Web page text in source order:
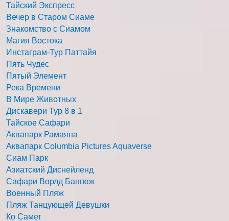
Тайский Экспресс
Вечер в Старом Сиаме
Знакомство с Сиамом
Магия Востока
Инстаграм-Тур Паттайя
Пять Чудес
Пятый Элемент
Река Времени
В Мире Животных
Дискавери Тур 8 в 1
Тайское Сафари
Аквапарк Рамаяна
Аквапарк Columbia Pictures Aquaverse
Сиам Парк
Азиатский Диснейленд
Сафари Ворлд Бангкок
Военный Пляж
Пляж Танцующей Девушки
Ко Самет